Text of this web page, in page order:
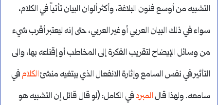
التشبيه من أوسع فنون البلاغة، وأكثر ألوان البيان تأتياً في الكلام،
سواء في ذلك البيان العربي أو غير العربي، حتى إنه ليعتبر أقرب شيء
من وسائل الإيضاح لتقريب الفكرة إلى المخاطب أو إقناعه بها، والى
التأثير في نفس السامع وإثارة الانفعال الذي يبتغيه منشئالكلامفي
سامعه. ولهذا قال المبردفي الكامل: (لو قال قائل إن التشبيه هو